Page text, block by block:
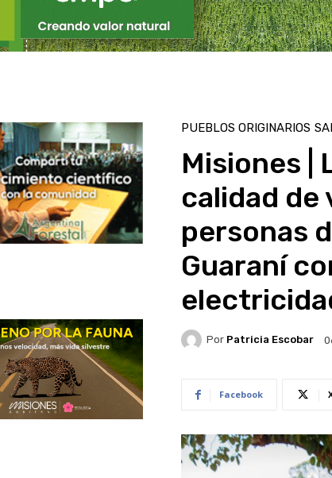
PUEBLOS ORIGINARIOS
Misiones |
calidad de
personas
Guaraní
Por Patricia Escobar
Facebook